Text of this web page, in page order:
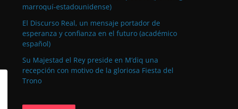
marroquí-estadounidense)
El Discurso Real, un mensaje portador de
esperanza y confianza en el futuro (académico
español)
Su Majestad el Rey preside en M’diq una
recepción con motivo de la gloriosa Fiesta del
Trono